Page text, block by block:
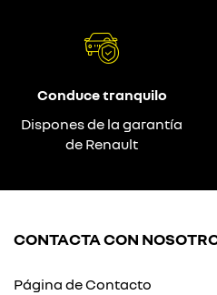
Conduce tranquilo
Dispones de la garantía
de Renault
CONTACTA CON
Página de Contacto